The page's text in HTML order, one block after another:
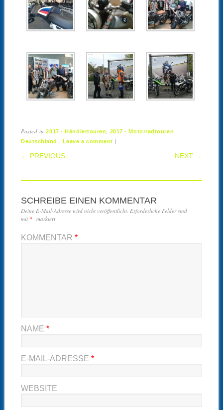
Posted in2017 - Händlertouren, 2017 - Motorradtouren
Deutschland
| Leave a comment |
POST NAVIGATION
← PREVIOUS NEXT →
SCHREIBE EINEN KOMMENTAR
Deine E-Mail-Adresse wird nicht veröffentlicht. Erforderliche Felder sind
mit * markiert
KOMMENTAR *
NAME *
E-MAIL-ADRESSE *
WEBSITE